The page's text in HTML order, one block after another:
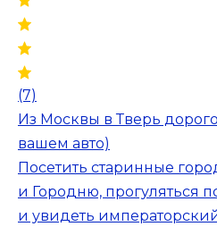
(7)
Из Москвы в Тверь
вашем авто)
Посетить старинные
и Городню, прогуляться
и увидеть